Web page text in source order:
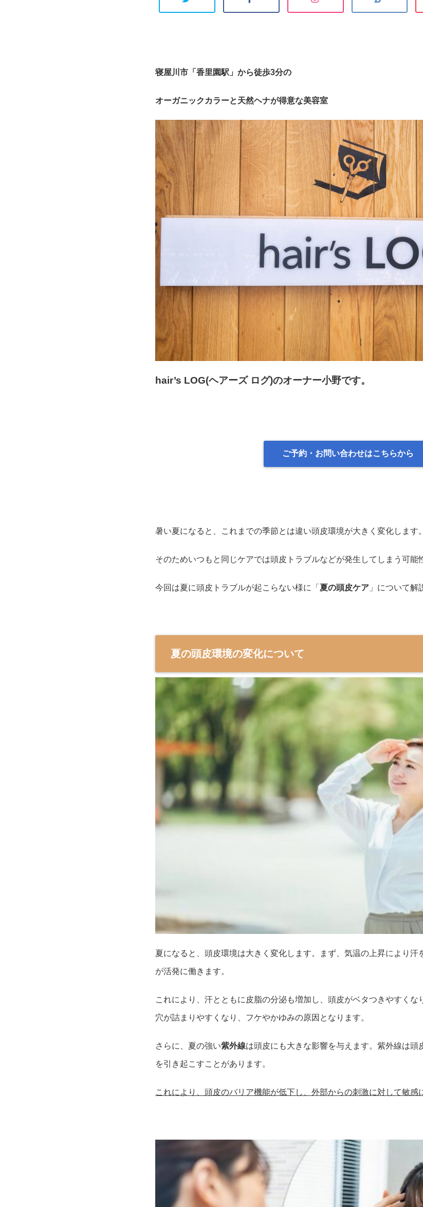
e/atussy0906/hairslog.
com/public_html/wp-c
ontent/plugins/sns-co
unt-cache/sns-count-c
ache.php
寝屋川市「香里園駅」から徒歩3分の
オーガニックカラーと天然ヘナが得意な美容室
hair’s LOG(ヘアーズ ログ)のオーナー小野です。
ご予約・お問い合わせはこちらから
暑い夏になると、これまでの季節とは違い頭皮環境が大きく変化します。
そのためいつもと同じケアでは頭皮トラブルなどが発生してしまう可能
今回は夏に頭皮トラブルが起こらない様に「 夏の頭皮ケア 」について解
夏の頭皮環境の変化について
夏になると、頭皮環境は大きく変化します。まず、気温の上昇により汗
が活発に働きます。
これにより、汗とともに皮脂の分泌も増加し、頭皮がベタつきやすくな
穴が詰まりやすくなり、フケやかゆみの原因となります。
さらに、夏の強い紫外線は頭皮にも大きな影響を与えます。紫外線は頭
を引き起こすことがあります。
これにより、頭皮のバリア機能が低下し、外部からの刺激に対して敏感